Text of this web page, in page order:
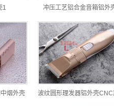
1 冲压工艺铝合金音箱铝外
烟外壳 波纹圆形理发器铝外壳